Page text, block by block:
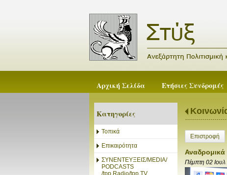
Αρχική Σελίδα Ετήσιες Συνδρομές
Κατηγορίες
Τοπικά
Επικαιρότητα
ΣΥΝΕΝΤΕΥΞΕΙΣ/MEDIA/
PODCASTS
/tpp.Radio/tpp.TV
Επιστροφή
Αναδρομικά
Πέμπτη 02